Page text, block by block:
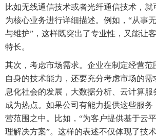
比如无线通信技术或者光纤通信技术，
为核心业务进行详细描述。例如，“从事
与维护”，这样既突出了专业性，又能让
特长。
其次，考虑市场需求。企业在制定经营范
自身的技术能力，还要充分考虑市场的
息化社会的发展，大数据分析、云计算服
成为热点。如果公司有能力提供这些服
营范围之中。比如，“为客户提供基于云
理解决方案”。这样的表述不仅体现了技